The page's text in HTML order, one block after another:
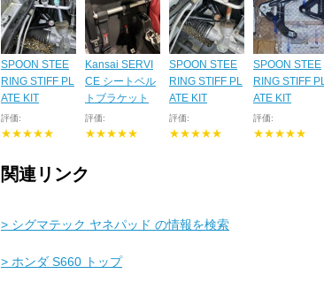
SPOON STEE
RING STIFF PL
ATE KIT
評価:
★★★★★
Kansai SERVI
CE シートベル
トブラケット
評価:
★★★★★
SPOON STEE
RING STIFF PL
ATE KIT
評価:
★★★★★
SPOON STEE
RING STIFF PL
ATE KIT
評価:
★★★★★
関連リンク
> シグマテック ヤネパッド の情報を検索
> ホンダ S660 トップ